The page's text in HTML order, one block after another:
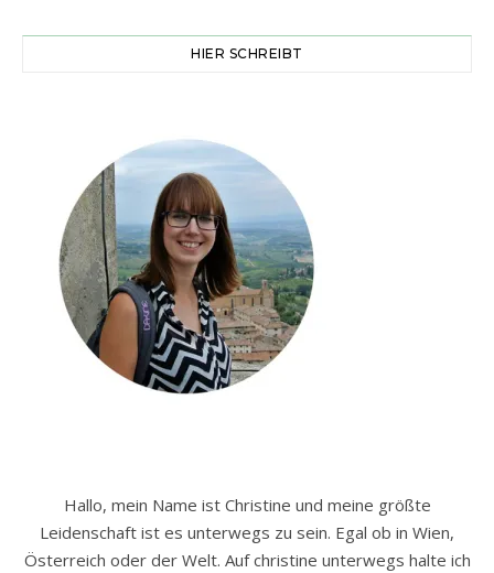
HIER SCHREIBT
Hallo, mein Name ist Christine und meine größte
Leidenschaft ist es unterwegs zu sein. Egal ob in Wien,
Österreich oder der Welt. Auf christine unterwegs halte ich